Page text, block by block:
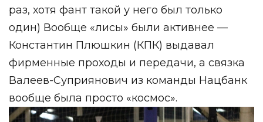
раз, хотя фант такой у него был только
один) Вообще «лисы» были активнее —
Константин Плюшкин (КПК) выдавал
фирменные проходы и передачи, а связка
Валеев-Суприянович из команды Нацбанк
вообще была просто «космос».